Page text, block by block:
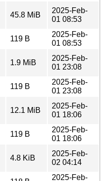
45.8 MiB
2025-Feb-
01 08:53
119 B
2025-Feb-
01 08:53
1.9 MiB
2025-Feb-
01 23:08
119 B
2025-Feb-
01 23:08
12.1 MiB
2025-Feb-
01 18:06
119 B
2025-Feb-
01 18:06
4.8 KiB
2025-Feb-
02 04:14
2025-Feb-